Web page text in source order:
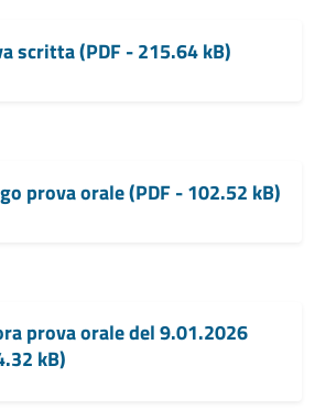
scritta (PDF - 215.64 kB)
prova orale (PDF - 102.52 kB)
prova orale del 9.01.2026
kB)